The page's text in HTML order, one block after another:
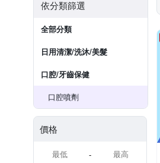
依分類篩選
全部分類
日用清潔/洗沐/美髮
口腔/牙齒保健
口腔噴劑
價格
-